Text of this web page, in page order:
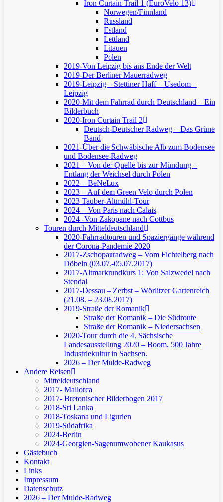
Iron Curtain Trail 1 (EuroVelo 13)
Norwegen/Finnland
Russland
Estland
Lettland
Litauen
Polen
2019-Von Leipzig bis ans Ende der Welt
2019-Der Berliner Mauerradweg
2019-Leipzig – Stettiner Haff – Usedom –
Leipzig
2020-Mit dem Fahrrad durch Deutschland – Ein
Bilderbuch
2020-Iron Curtain Trail 2
Deutsch-Deutscher Radweg – Das Grüne
Band
2021-Über die Schwäbische Alb zum Bodensee
und Bodensee-Radweg
2021 – Von der Quelle bis zur Mündung –
Entlang der Weichsel durch Polen
2022 – BeNeLux
2023 – Auf dem Green Velo durch Polen
2023 Tauber-Altmühl-Tour
2024 – Von Paris nach Calais
2024 -Von Zakopane nach Cottbus
Touren durch Mitteldeutschland
2020-Fahrradtouren und Spaziergänge während
der Corona-Pandemie 2020
2017-Zschopauradweg – Vom Fichtelberg nach
Döbeln (03.07.-05.07.2017)
2017-Altmarkrundkurs 1: Von Salzwedel nach
Stendal
2017-Dessau – Zerbst – Wörlitzer Gartenreich
(21.08. – 23.08.2017)
2019-Straße der Romanik
Straße der Romanik – Die Südroute
Straße der Romanik – Niedersachsen
2020-Tour durch die 4. Sächsische
Landesausstellung 2020 – Boom. 500 Jahre
Industriekultur in Sachsen.
2026 – Der Mulde-Radweg
Andere Reisen
Mitteldeutschland
2017- Mallorca
2017- Bretonischer Bilderbogen 2017
2018-Sri Lanka
2018-Toskana und Ligurien
2019-Südafrika
2024-Berlin
2024-Georgien-Sagenumwobener Kaukasus
Gästebuch
Kontakt
Links
Impressum
Datenschutz
2026 – Der Mulde-Radweg